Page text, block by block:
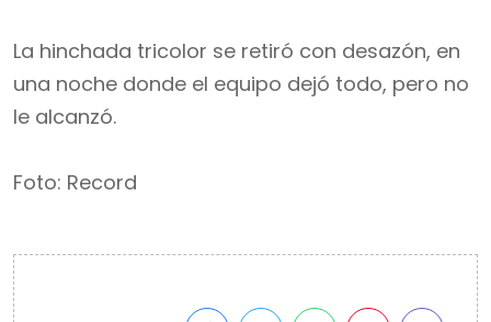
La hinchada tricolor se retiró con desazón, en
una noche donde el equipo dejó todo, pero no
le alcanzó.
Foto: Record